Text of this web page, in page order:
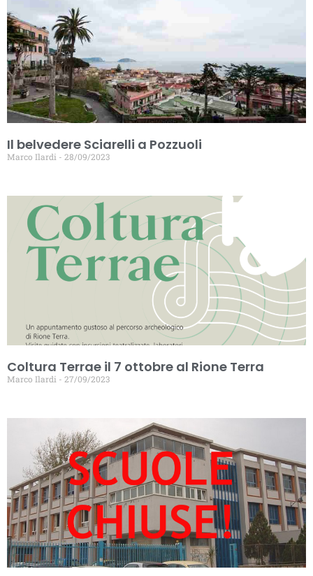
Il belvedere Sciarelli a Pozzuoli
Marco Ilardi 28/09/2023
Coltura Terrae il 7 ottobre al Rione Terra
Marco Ilardi 27/09/2023